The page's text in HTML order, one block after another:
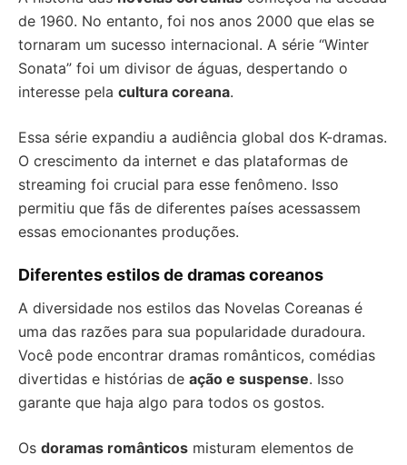
de 1960. No entanto, foi nos anos 2000 que elas se
tornaram um sucesso internacional. A série “Winter
Sonata” foi um divisor de águas, despertando o
interesse pela cultura coreana.
Essa série expandiu a audiência global dos K-dramas.
O crescimento da internet e das plataformas de
streaming foi crucial para esse fenômeno. Isso
permitiu que fãs de diferentes países acessassem
essas emocionantes produções.
Diferentes estilos de dramas coreanos
A diversidade nos estilos das Novelas Coreanas é
uma das razões para sua popularidade duradoura.
Você pode encontrar dramas românticos, comédias
divertidas e histórias de ação e suspense. Isso
garante que haja algo para todos os gostos.
Os doramas românticos misturam elementos de